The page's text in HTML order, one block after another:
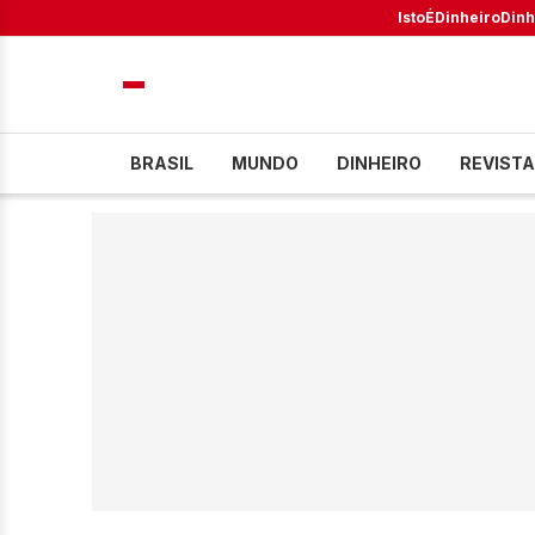
IstoÉDinheiro
BRASIL MUNDO DINHEIRO REVISTA